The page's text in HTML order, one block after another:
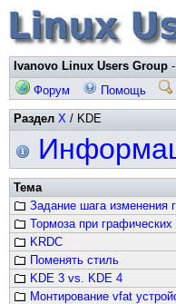
Ivanovo Linux Users Group -
Форум
Помощь
Раздел X / KDE
Тема
Задание шага изменения
Тормоза при
KRDC
Поменять стиль
KDE 3 vs. KDE 4
Монтирование vfat